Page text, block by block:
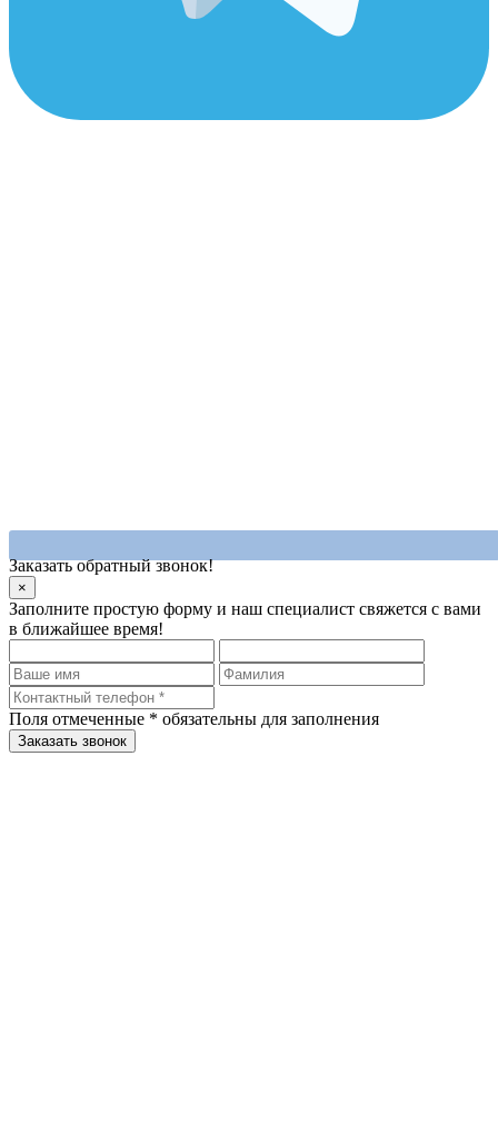
Заказать обратный звонок!
×
Заполните простую форму и наш специалист свяжется с вами
в ближайшее время!
Поля отмеченные * обязательны для заполнения